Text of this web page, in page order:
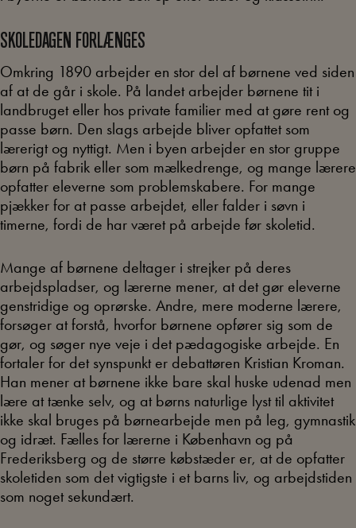
SKOLEDAGEN FORLÆNGES
Omkring 1890 arbejder en stor del af børnene ved siden
af at de går i skole. På landet arbejder børnene tit i
landbruget eller hos private familier med at gøre rent og
passe børn. Den slags arbejde bliver opfattet som
lærerigt og nyttigt. Men i byen arbejder en stor gruppe
børn på fabrik eller som mælkedrenge, og mange lærere
opfatter eleverne som problemskabere. For mange
pjækker for at passe arbejdet, eller falder i søvn i
timerne, fordi de har været på arbejde før skoletid.
Mange af børnene deltager i strejker på deres
arbejdspladser, og lærerne mener, at det gør eleverne
genstridige og oprørske. Andre, mere moderne lærere,
forsøger at forstå, hvorfor børnene opfører sig som de
gør, og søger nye veje i det pædagogiske arbejde. En
fortaler for det synspunkt er debattøren Kristian Kroman.
Han mener at børnene ikke bare skal huske udenad men
lære at tænke selv, og at børns naturlige lyst til aktivitet
ikke skal bruges på børnearbejde men på leg, gymnastik
og idræt. Fælles for lærerne i København og på
Frederiksberg og de større købstæder er, at de opfatter
skoletiden som det vigtigste i et barns liv, og arbejdstiden
som noget sekundært.